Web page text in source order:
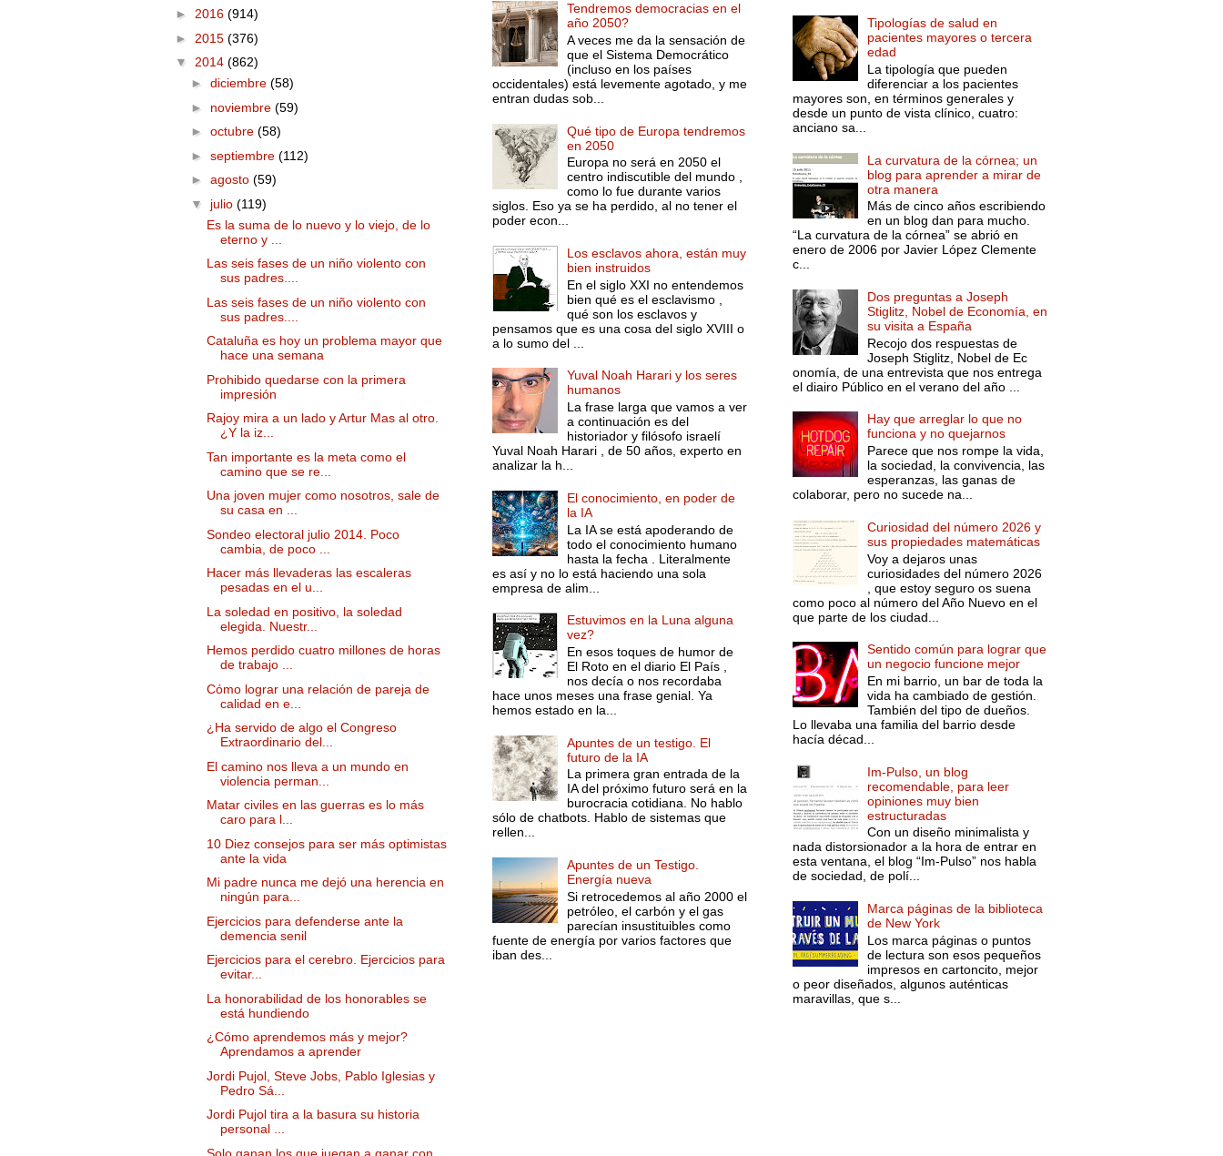
► 2016 (914)
► 2015 (376)
▼ 2014 (862)
► diciembre (58)
► noviembre (59)
► octubre (58)
► septiembre (112)
► agosto (59)
▼ julio (119)
Es la suma de lo nuevo y lo viejo, de lo
eterno y ...
Las seis fases de un niño violento con
sus padres....
Las seis fases de un niño violento con
sus padres....
Cataluña es hoy un problema mayor que
hace una semana
Prohibido quedarse con la primera
impresión
Rajoy mira a un lado y Artur Mas al otro.
¿Y la iz...
Tan importante es la meta como el
camino que se re...
Una joven mujer como nosotros, sale de
su casa en ...
Sondeo electoral julio 2014. Poco
cambia, de poco ...
Hacer más llevaderas las escaleras
pesadas en el u...
La soledad en positivo, la soledad
elegida. Nuestr...
Hemos perdido cuatro millones de horas
de trabajo ...
Cómo lograr una relación de pareja de
calidad en e...
¿Ha servido de algo el Congreso
Extraordinario del...
El camino nos lleva a un mundo en
violencia perman...
Matar civiles en las guerras es lo más
caro para l...
10 Diez consejos para ser más optimistas
ante la vida
Mi padre nunca me dejó una herencia en
ningún para...
Ejercicios para defenderse ante la
demencia senil
Ejercicios para el cerebro. Ejercicios para
evitar...
La honorabilidad de los honorables se
está hundiendo
¿Cómo aprendemos más y mejor?
Aprendamos a aprender
Jordi Pujol, Steve Jobs, Pablo Iglesias y
Pedro Sá...
Jordi Pujol tira a la basura su historia
personal ...
Solo ganan los que juegan a ganar con
Tendremos democracias en el
año 2050?
A veces me da la sensación de
que el Sistema Democrático
(incluso en los países
occidentales) está levemente agotado, y me
entran dudas sob...
Qué tipo de Europa tendremos
en 2050
Europa no será en 2050 el
centro indiscutible del mundo ,
como lo fue durante varios
siglos. Eso ya se ha perdido, al no tener el
poder econ...
Los esclavos ahora, están muy
bien instruidos
En el siglo XXI no entendemos
bien qué es el esclavismo ,
qué son los esclavos y
pensamos que es una cosa del siglo XVIII o
a lo sumo del ...
Yuval Noah Harari y los seres
humanos
La frase larga que vamos a ver
a continuación es del
historiador y filósofo israelí
Yuval Noah Harari , de 50 años, experto en
analizar la h...
El conocimiento, en poder de
la IA
La IA se está apoderando de
todo el conocimiento humano
hasta la fecha . Literalmente
es así y no lo está haciendo una sola
empresa de alim...
Estuvimos en la Luna alguna
vez?
En esos toques de humor de
El Roto en el diario El País ,
nos decía o nos recordaba
hace unos meses una frase genial. Ya
hemos estado en la...
Apuntes de un testigo. El
futuro de la IA
La primera gran entrada de la
IA del próximo futuro será en la
burocracia cotidiana. No hablo
sólo de chatbots. Hablo de sistemas que
rellen...
Apuntes de un Testigo.
Energía nueva
Si retrocedemos al año 2000 el
petróleo, el carbón y el gas
parecían insustituibles como
fuente de energía por varios factores que
iban des...
Tipologías de salud en
pacientes mayores o tercera
edad
La tipología que pueden
diferenciar a los pacientes
mayores son, en términos generales y
desde un punto de vista clínico, cuatro:
anciano sa...
La curvatura de la córnea; un
blog para aprender a mirar de
otra manera
Más de cinco años escribiendo
en un blog dan para mucho.
“La curvatura de la córnea” se abrió en
enero de 2006 por Javier López Clemente
c...
Dos preguntas a Joseph
Stiglitz, Nobel de Economía, en
su visita a España
Recojo dos respuestas de
Joseph Stiglitz, Nobel de Ec
onomía, de una entrevista que nos entrega
el diairo Público en el verano del año ...
Hay que arreglar lo que no
funciona y no quejarnos
Parece que nos rompe la vida,
la sociedad, la convivencia, las
esperanzas, las ganas de
colaborar, pero no sucede na...
Curiosidad del número 2026 y
sus propiedades matemáticas
Voy a dejaros unas
curiosidades del número 2026
, que estoy seguro os suena
como poco al número del Año Nuevo en el
que parte de los ciudad...
Sentido común para lograr que
un negocio funcione mejor
En mi barrio, un bar de toda la
vida ha cambiado de gestión.
También del tipo de dueños.
Lo llevaba una familia del barrio desde
hacía décad...
Im-Pulso, un blog
recomendable, para leer
opiniones muy bien
estructuradas
Con un diseño minimalista y
nada distorsionador a la hora de entrar en
esta ventana, el blog “Im-Pulso” nos habla
de sociedad, de polí...
Marca páginas de la biblioteca
de New York
Los marca páginas o puntos
de lectura son esos pequeños
impresos en cartoncito, mejor
o peor diseñados, algunos auténticas
maravillas, que s...